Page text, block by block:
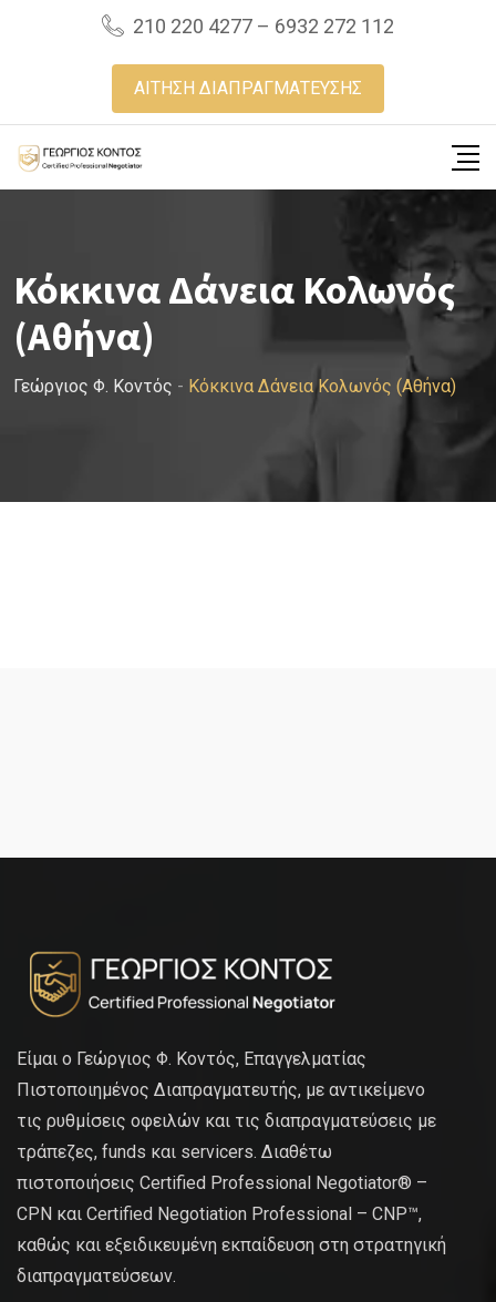
210 220 4277 – 6932 272 112
ΑΙΤΗΣΗ ΔΙΑΠΡΑΓΜΑΤΕΥΣΗΣ
Κόκκινα Δάνεια Κολωνός
(Αθήνα)
Γεώργιος Φ. Κοντός - Κόκκινα Δάνεια Κολωνός (Αθήνα)
Είμαι ο Γεώργιος Φ. Κοντός, Επαγγελματίας
Πιστοποιημένος Διαπραγματευτής, με αντικείμενο
τις ρυθμίσεις οφειλών και τις διαπραγματεύσεις με
τράπεζες, funds και servicers. Διαθέτω
πιστοποιήσεις Certified Professional Negotiator® –
CPN και Certified Negotiation Professional – CNP™,
καθώς και εξειδικευμένη εκπαίδευση στη στρατηγική
διαπραγματεύσεων.